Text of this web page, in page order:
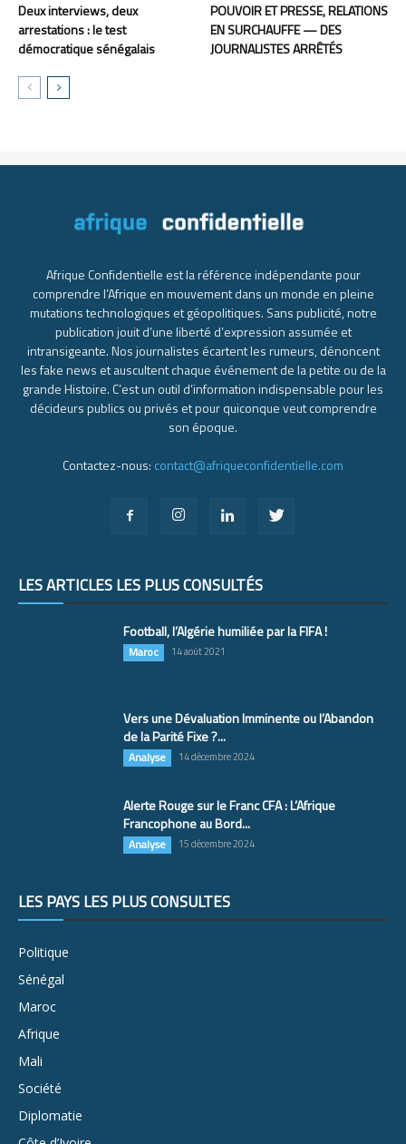
Deux interviews, deux
arrestations : le test
démocratique sénégalais
POUVOIR ET PRESSE, RELATIONS
EN SURCHAUFFE — DES
JOURNALISTES ARRÊTÉS
Afrique Confidentielle est la référence indépendante pour
comprendre l’Afrique en mouvement dans un monde en pleine
mutations technologiques et géopolitiques. Sans publicité, notre
publication jouit d’une liberté d’expression assumée et
intransigeante. Nos journalistes écartent les rumeurs, dénoncent
les fake news et auscultent chaque événement de la petite ou de la
grande Histoire. C’est un outil d’information indispensable pour les
décideurs publics ou privés et pour quiconque veut comprendre
son époque.
Contactez-nous: contact@afriqueconfidentielle.com
LES ARTICLES LES PLUS CONSULTÉS
Football, l’Algérie humiliée par la FIFA !
Maroc 14 août 2021
Vers une Dévaluation Imminente ou l’Abandon
de la Parité Fixe ?...
Analyse 14 décembre 2024
Alerte Rouge sur le Franc CFA : L’Afrique
Francophone au Bord...
Analyse 15 décembre 2024
LES PAYS LES PLUS CONSULTÉS
Politique
Sénégal
Maroc
Afrique
Mali
Société
Diplomatie